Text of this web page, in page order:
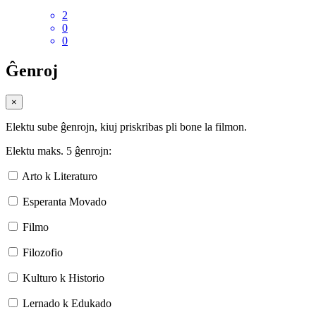
2
0
0
Ĝenroj
×
Elektu sube ĝenrojn, kiuj priskribas pli bone la filmon.
Elektu maks. 5 ĝenrojn:
Arto k Literaturo
Esperanta Movado
Filmo
Filozofio
Kulturo k Historio
Lernado k Edukado